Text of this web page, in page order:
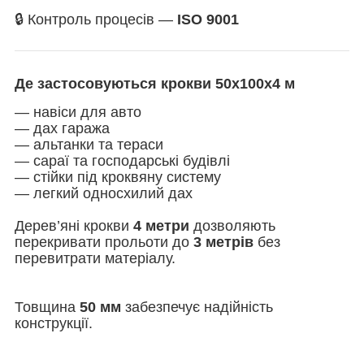
🔒 Контроль процесів — ISO 9001
Де застосовуються крокви 50х100х4 м
— навіси для авто
— дах гаража
— альтанки та тераси
— сараї та господарські будівлі
— стійки під кроквяну систему
— легкий односхилий дах
Дерев’яні крокви 4 метри дозволяють
перекривати прольоти до 3 метрів без
перевитрати матеріалу.
Товщина 50 мм забезпечує надійність
конструкції.